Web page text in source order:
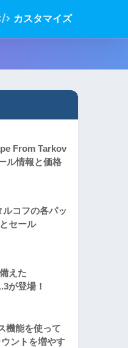
カスタマイズ
From Tarkov
ル情報と価格
ルコフの各パッ
セール
えた
が登場！
機能を使って
ントを増やす